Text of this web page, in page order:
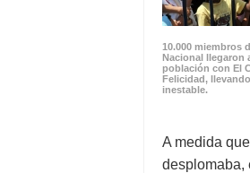
10.000 miembros
Nacional llegaron
población con El
Felicidad,
inestable.
A medida
desplomaba,